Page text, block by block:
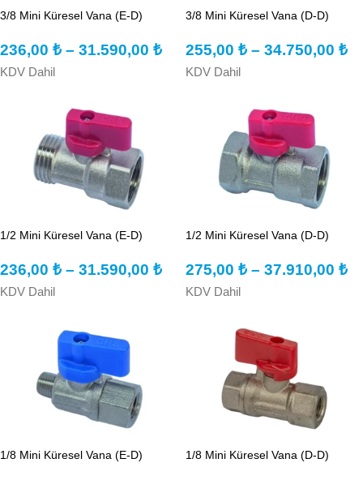
3/8 Mini Küresel Vana (E-D)
236,00 ₺ – 31.590,00 ₺
KDV Dahil
3/8 Mini Küresel Vana (D-D)
255,00 ₺ – 34.750,00 ₺
KDV Dahil
1/2 Mini Küresel Vana (E-D)
236,00 ₺ – 31.590,00 ₺
KDV Dahil
1/2 Mini Küresel Vana (D-D)
275,00 ₺ – 37.910,00 ₺
KDV Dahil
1/8 Mini Küresel Vana (E-D) 1/8 Mini Küresel Vana (D-D)